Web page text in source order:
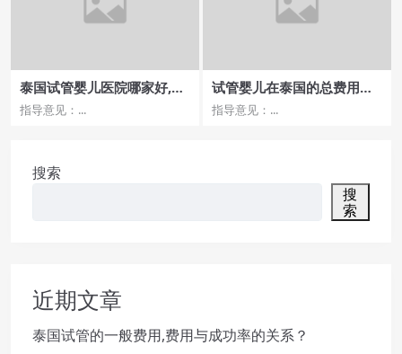
泰国试管婴儿医院哪家好,极
具口碑的医院推荐
指导意见：...
试管婴儿在泰国的总费用，
哪些关键因素不可忽视？
指导意见：...
搜索
搜
索
近期文章
泰国试管的一般费用,费用与成功率的关系？